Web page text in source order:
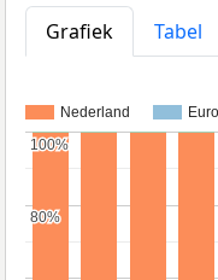
Grafiek
Tabel
Nederland
80%
80%
100%
100%